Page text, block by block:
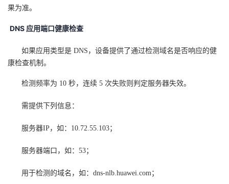
果为准。
DNS 应用端口健康检查
如果应用类型是 DNS，设备提供了通过检测域名是否响应的健
康检查机制。
检测频率为 10 秒，连续 5 次失败则判定服务器失效。
需提供下列信息：
服务器IP，如：10.72.55.103；
服务器端口，如：53；
用于检测的域名，如：dns-nlb.huawei.com；